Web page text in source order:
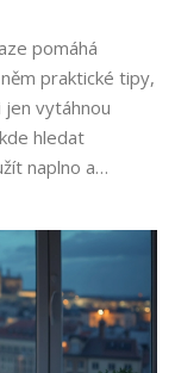
pomáhá
praktické tipy,
jen vytáhnou
hledat
naplno a